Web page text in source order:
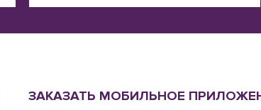
ЗАКАЗАТЬ МОБИЛЬНОЕ